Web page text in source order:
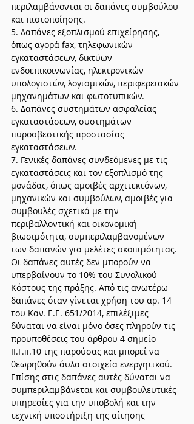
περιλαμβάνονται οι δαπάνες συμβούλου
και πιστοποίησης.
5. Δαπάνες εξοπλισμού επιχείρησης,
όπως αγορά fax, τηλεφωνικών
εγκαταστάσεων, δικτύων
ενδοεπικοινωνίας, ηλεκτρονικών
υπολογιστών, λογισμικών, περιφερειακών
μηχανημάτων και φωτοτυπικών.
6. Δαπάνες συστημάτων ασφαλείας
εγκαταστάσεων, συστημάτων
πυροσβεστικής προστασίας
εγκαταστάσεων.
7. Γενικές δαπάνες συνδεόμενες με τις
εγκαταστάσεις και τον εξοπλισμό της
μονάδας, όπως αμοιβές αρχιτεκτόνων,
μηχανικών και συμβούλων, αμοιβές για
συμβουλές σχετικά με την
περιβαλλοντική και οικονομική
βιωσιμότητα, συμπεριλαμβανομένων
των δαπανών για μελέτες σκοπιμότητας.
Οι δαπάνες αυτές δεν μπορούν να
υπερβαίνουν το 10% του Συνολικού
Κόστους της πράξης. Από τις ανωτέρω
δαπάνες όταν γίνεται χρήση του αρ. 14
του Καν. Ε.Ε. 651/2014, επιλέξιμες
δύναται να είναι μόνο όσες πληρούν τις
προϋποθέσεις του άρθρου 4 σημείο
ΙΙ.Γ.ii.10 της παρούσας και μπορεί να
θεωρηθούν άυλα στοιχεία ενεργητικού.
Επίσης στις δαπάνες αυτές δύναται να
συμπεριλαμβάνεται και συμβουλευτικές
υπηρεσίες για την υποβολή και την
τεχνική υποστήριξη της αίτησης